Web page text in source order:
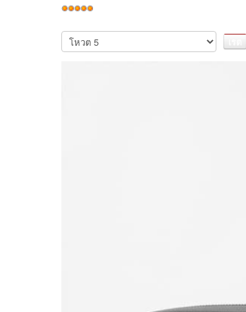
ให้
เรต
สมาชิก:5/5
กรุณา
ให้